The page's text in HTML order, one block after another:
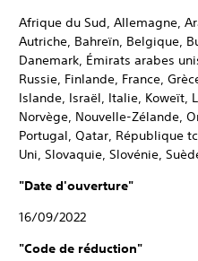
Afrique du Sud, Allemagne,
Autriche, Bahreïn, Belgique,
Danemark, Émirats arabes
Russie, Finlande, France,
Islande, Israël, Italie, Koweït,
Norvège, Nouvelle-Zélande,
Portugal, Qatar, République
Uni, Slovaquie, Slovénie,
"Date d'ouverture"
16/09/2022
"Code de réduction"